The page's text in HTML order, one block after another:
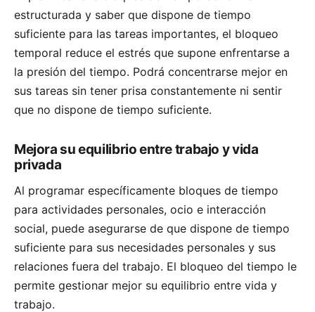
estructurada y saber que dispone de tiempo
suficiente para las tareas importantes, el bloqueo
temporal reduce el estrés que supone enfrentarse a
la presión del tiempo. Podrá concentrarse mejor en
sus tareas sin tener prisa constantemente ni sentir
que no dispone de tiempo suficiente.
Mejora su equilibrio entre trabajo y vida
privada
Al programar específicamente bloques de tiempo
para actividades personales, ocio e interacción
social, puede asegurarse de que dispone de tiempo
suficiente para sus necesidades personales y sus
relaciones fuera del trabajo. El bloqueo del tiempo le
permite gestionar mejor su equilibrio entre vida y
trabajo.